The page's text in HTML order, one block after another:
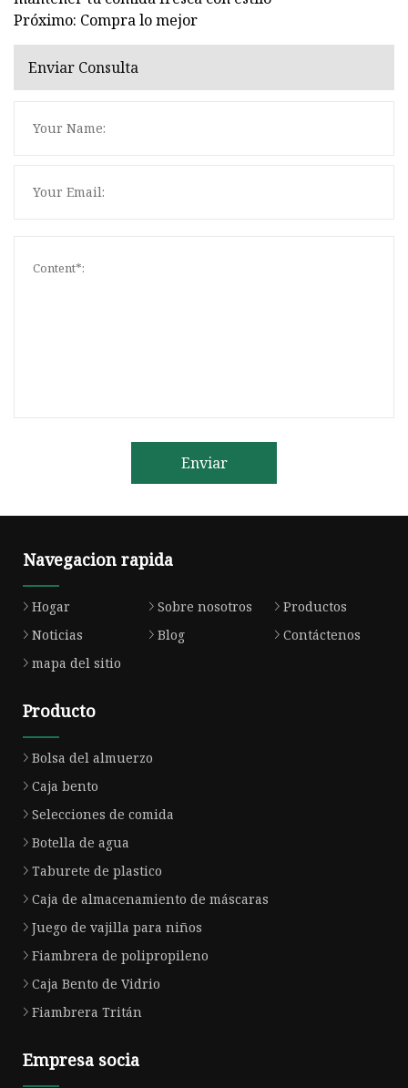
Próximo: Compra lo mejor
Enviar Consulta
Enviar
Navegacion rapida
Hogar Sobre nosotros
Productos
Noticias
Blog
Contáctenos
mapa del sitio
Producto
Bolsa del almuerzo
Caja bento
Selecciones de comida
Botella de agua
Taburete de plastico
Caja de almacenamiento de máscaras
Juego de vajilla para niños
Fiambrera de polipropileno
Caja Bento de Vidrio
Fiambrera Tritán
Empresa socia